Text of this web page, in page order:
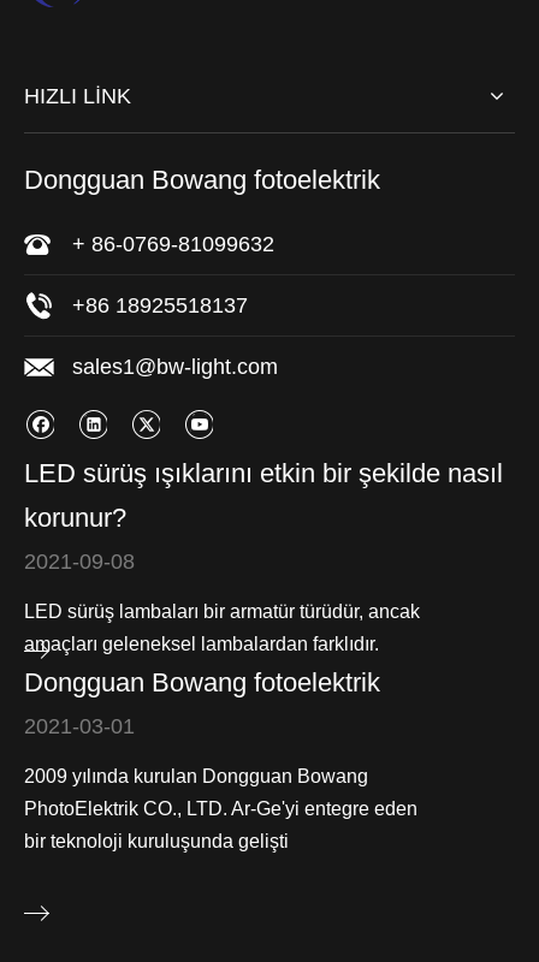
HIZLI LİNK
Dongguan Bowang fotoelektrik
+ 86-0769-81099632
+86 18925518137
sales1@bw-light.com
LED sürüş ışıklarını etkin bir şekilde nasıl
korunur?
2021-09-08
LED sürüş lambaları bir armatür türüdür, ancak
amaçları geleneksel lambalardan farklıdır.
Dongguan Bowang fotoelektrik
2021-03-01
2009 yılında kurulan Dongguan Bowang
PhotoElektrik CO., LTD. Ar-Ge'yi entegre eden
bir teknoloji kuruluşunda gelişti